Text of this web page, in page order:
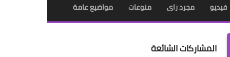
فيديو مجرد راى منوعات مواضيع عامة
المشاركات الشائعة